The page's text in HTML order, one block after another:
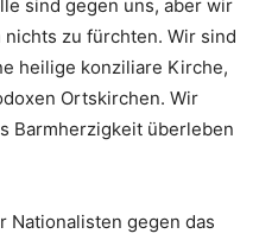
sind gegen uns, aber wir
zu fürchten. Wir sind
heilige konziliare Kirche,
Ortskirchen. Wir
Barmherzigkeit überleben
Nationalisten gegen das